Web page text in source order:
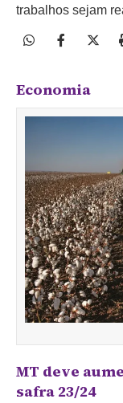
trabalhos sejam
Economia
MT deve
safra 23/24